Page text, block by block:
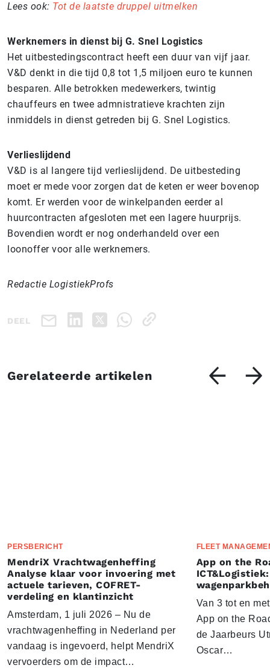
Lees ook: Tot de laatste druppel uitmelken
Werknemers in dienst bij G. Snel Logistics
Het uitbestedingscontract heeft een duur van vijf jaar.
V&D denkt in die tijd 0,8 tot 1,5 miljoen euro te kunnen
besparen. Alle betrokken medewerkers, twintig
chauffeurs en twee admnistratieve krachten zijn
inmiddels in dienst getreden bij G. Snel Logistics.
Verlieslijdend
V&D is al langere tijd verlieslijdend. De uitbesteding
moet er mede voor zorgen dat de keten er weer bovenop
komt. Er werden voor de winkelpanden eerder al
huurcontracten afgesloten met een lagere huurprijs.
Bovendien wordt er nog onderhandeld over een
loonoffer voor alle werknemers.
Redactie LogistiekProfs
DEEL
Gerelateerde artikelen
PERSBERICHT
MendriX Vrachtwagenheffing
Analyse klaar voor invoering met
actuele tarieven, COFRET-
verdeling en klantinzicht
Amsterdam, 1 juli 2026 – Nu de
vrachtwagenheffing in Nederland per
vandaag is ingevoerd, helpt MendriX
vervoerders om de impact…
FLEET
App on the
Van 3 tot en
App on the
de Jaarbeurs
Oscar…